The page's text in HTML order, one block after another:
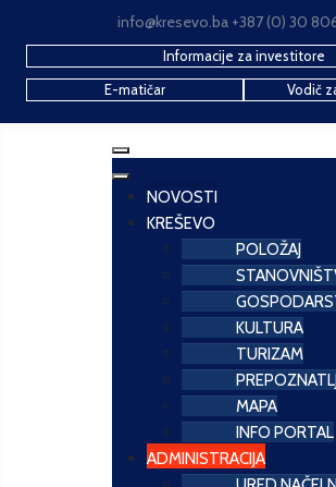
info@kresevo.ba +387 (0) 30
Informacije za investitore
E-matičar
Vodič
NOVOSTI
KREŠEVO
POLOŽAJ
KULTURA
TURIZAM
MAPA
INFO PORTAL
ADMINISTRACIJA